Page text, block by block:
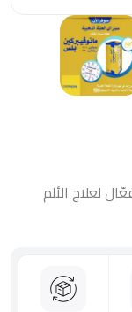
لعلاج الألم